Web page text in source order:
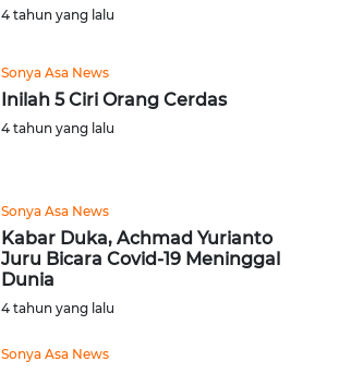
4 tahun yang lalu
Sonya Asa News
Inilah 5 Ciri Orang Cerdas
4 tahun yang lalu
Sonya Asa News
Kabar Duka, Achmad Yurianto
Juru Bicara Covid-19 Meninggal
Dunia
4 tahun yang lalu
Sonya Asa News